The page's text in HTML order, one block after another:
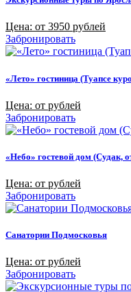
Цена: от 3950 рублей
Забронировать
«Лето» гостиница (Туапсе
Цена: от рублей
Забронировать
«Небо» гостевой дом (Судак,
Цена: от рублей
Забронировать
Санатории Подмосковья
Цена: от рублей
Забронировать